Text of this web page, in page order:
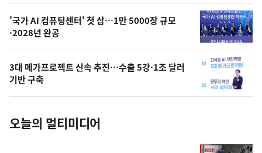
오
늘
사
진
'국가 AI 컴퓨팅센터' 첫 삽…1만 5000장 규모
·2028년 완공
3대 메가프로젝트 신속 추진…수출 5강·1조 달러
기반 구축
오늘의 멀티미디어